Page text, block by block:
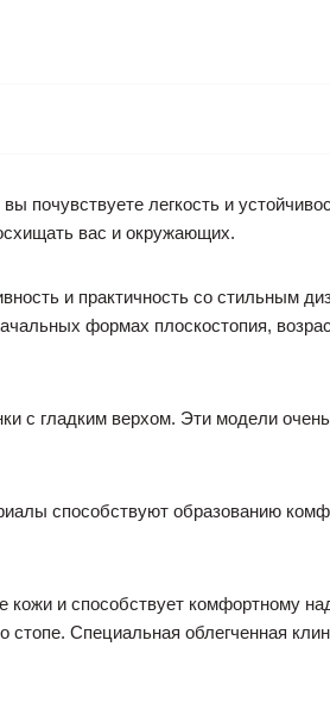
почувствуете легкость и
вас и окружающих.
и практичность со стильным
формах плоскостопия,
с гладким верхом. Эти модели
способствуют образованию
кожи и способствует комфортному
Специальная облегченная